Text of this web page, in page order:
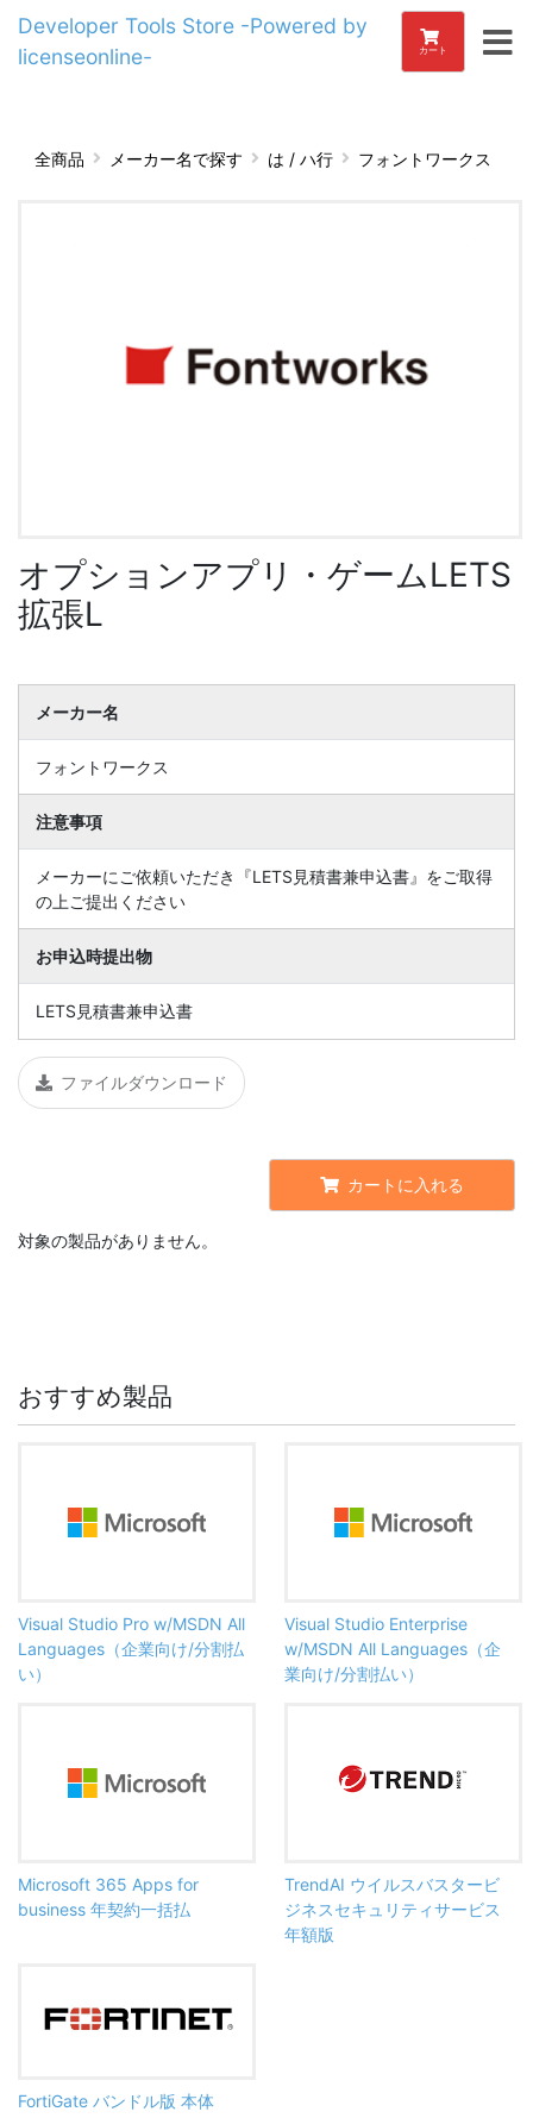
Developer Tools Store -Powered by
licenseonline-
カート
全商品 メーカー名で探す は / ハ行 フォントワークス
オプションアプリ・ゲームLETS
拡張L
メーカー名
フォントワークス
注意事項
メーカーにご依頼いただき『LETS見積書兼申込書』をご取得
の上ご提出ください
お申込時提出物
LETS見積書兼申込書
ファイルダウンロード
カートに入れる
対象の製品がありません。
おすすめ製品
Visual Studio Pro w/MSDN All
Languages（企業向け/分割払
い）
Visual Studio Enterprise
w/MSDN All Languages（企
業向け/分割払い）
Microsoft 365 Apps for
business 年契約一括払
TrendAI ウイルスバスタービ
ジネスセキュリティサービス
年額版
FortiGate バンドル版 本体